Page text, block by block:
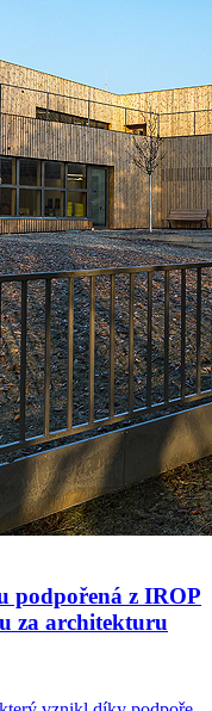
podpořená z IROP
za architekturu